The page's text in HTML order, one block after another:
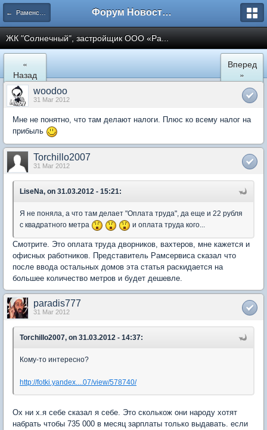
← Раменское Форум Новостройки
ЖК "Солнечный", застройщик ООО «Ра...
«
Назад
Вперед
»
woodoo
31 Mar 2012
Мне не понятно, что там делают налоги. Плюс ко всему налог на
прибыль
Torchillo2007
31 Mar 2012
LiseNa, on 31.03.2012 - 15:21:
Я не поняла, а что там делает "Оплата труда", да еще и 22 рубля
с квадратного метра
и оплата труда кого...
Смотрите. Это оплата труда дворников, вахтеров, мне кажется и
офисных работников. Представитель Рамсервиса сказал что
после ввода остальных домов эта статья раскидается на
большее количество метров и будет дешевле.
paradis777
31 Mar 2012
Torchillo2007, on 31.03.2012 - 14:37:
Кому-то интересно?
http://fotki.yandex....07/view/578740/
Ох ни х.я себе сказал я себе. Это сколькож они народу хотят
набрать чтобы 735 000 в месяц зарплаты только выдавать. если